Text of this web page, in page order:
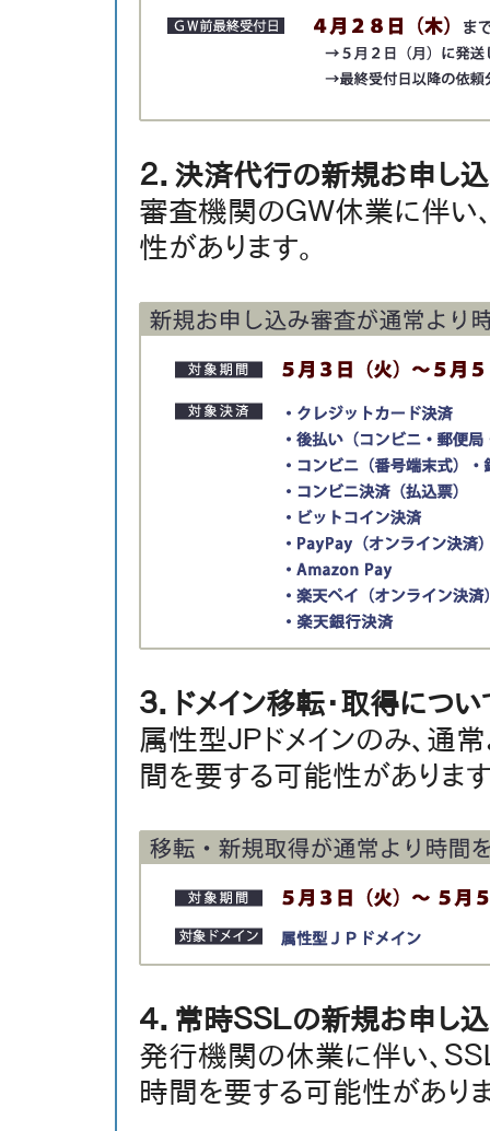
２．決済代行の新規お申し
審査機関のＧＷ休業に伴い
性があります。
３．ドメイン移転・取得につい
属性型ＪＰドメインのみ、通
間を要する可能性があります
４．常時ＳＳＬの新規お申し
発行機関の休業に伴い、Ｓ
時間を要する可能性がありま